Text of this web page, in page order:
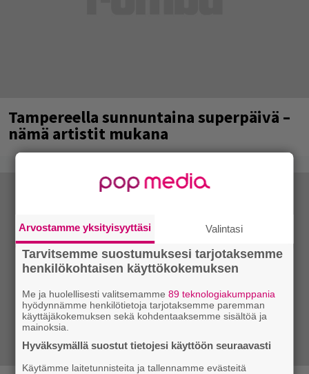
Tampereella sunnuntaina superpäivä –
nämä artistit mukana
Arvostamme yksityisyyttäsi Valintasi
Tarvitsemme suostumuksesi tarjotaksemme
henkilökohtaisen käyttökokemuksen
Me ja huolellisesti valitsemamme89 teknologiakumppania
hyödynnämme henkilötietoja tarjotaksemme paremman
käyttäjäkokemuksen sekä kohdentaaksemme sisältöä ja
mainoksia.
Hyväksymällä suostut tietojesi käyttöön seuraavasti
Käytämme laitetunnisteita ja tallennamme evästeitä